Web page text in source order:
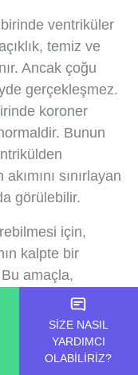
birinde ventriküler
temiz ve
Ancak çoğu
gerçekleşmez.
koroner
Bunun
sınırlayan
görülebilir.
için,
kalpte bir
amaçla,
septal defekt
(PDA) gibi
bunlar yeterli
karışımını
SİZE NASIL
YARDIMCI
OLABİLİRİZ?